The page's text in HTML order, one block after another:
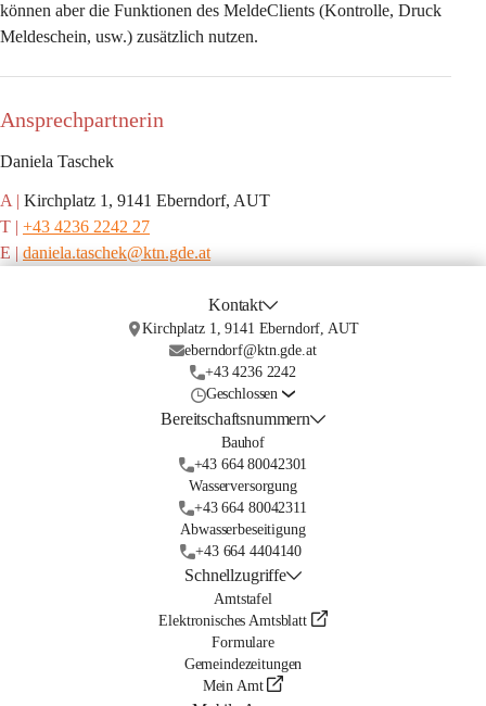
können aber die Funktionen des MeldeClients (Kontrolle, Druck
Meldeschein, usw.) zusätzlich nutzen.
Ansprechpartnerin
Daniela Taschek
A | Kirchplatz 1, 9141 Eberndorf, AUT
T | +43 4236 2242 27
E | daniela.taschek@ktn.gde.at
Kontakt
Kirchplatz 1, 9141 Eberndorf, AUT
eberndorf@ktn.gde.at
+43 4236 2242
Geschlossen
Bereitschaftsnummern
Bauhof
+43 664 80042301
Wasserversorgung
+43 664 80042311
Abwasserbeseitigung
+43 664 4404140
Schnellzugriffe
Amtstafel
Elektronisches Amtsblatt
Formulare
Gemeindezeitungen
Mein Amt